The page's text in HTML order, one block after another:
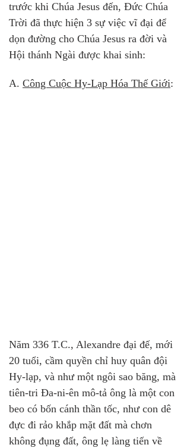
trước khi Chúa Jesus đến, Đức Chúa
Trời đã thực hiện 3 sự việc vĩ đại để
dọn đường cho Chúa Jesus ra đời và
Hội thánh Ngài được khai sinh:
A. Công Cuộc Hy-Lạp Hóa Thế Giới:
Năm 336 T.C., Alexandre đại đế, mới
20 tuổi, cầm quyền chỉ huy quân đội
Hy-lạp, và như một ngôi sao băng, mà
tiên-tri Đa-ni-ên mô-tả ông là một con
beo có bốn cánh thần tốc, như con dê
đực đi rảo khắp mặt đất mà chơn
không đụng đất, ông lẹ làng tiến về